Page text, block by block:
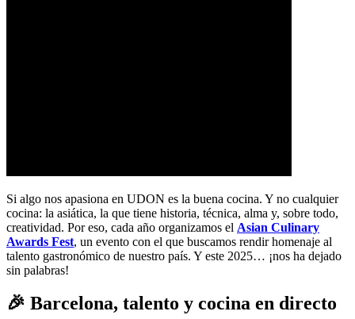
Si algo nos apasiona en UDON es la buena cocina. Y no cualquier
cocina: la asiática, la que tiene historia, técnica, alma y, sobre todo,
creatividad. Por eso, cada año organizamos el Asian Culinary
Awards Fest, un evento con el que buscamos rendir homenaje al
talento gastronómico de nuestro país. Y este 2025… ¡nos ha dejado
sin palabras!
🎉 Barcelona, talento y cocina en directo